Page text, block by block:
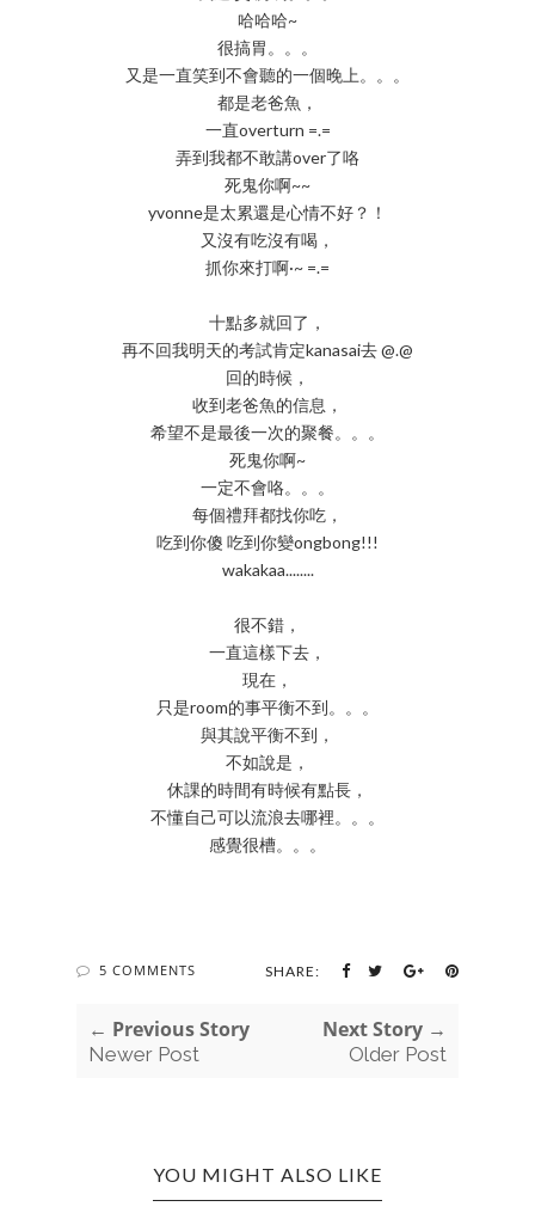
哈哈哈~
很搞胃。。。
又是一直笑到不會聽的一個晚上。。。
都是老爸魚，
一直overturn =.=
弄到我都不敢講over了咯
死鬼你啊~~
yvonne是太累還是心情不好？！
又沒有吃沒有喝，
抓你來打啊·~ =.=
十點多就回了，
再不回我明天的考試肯定kanasai去 @.@
回的時候，
收到老爸魚的信息，
希望不是最後一次的聚餐。。。
死鬼你啊~
一定不會咯。。。
每個禮拜都找你吃，
吃到你傻 吃到你變ongbong!!!
wakakaa........
很不錯，
一直這樣下去，
現在，
只是room的事平衡不到。。。
與其說平衡不到，
不如說是，
休課的時間有時候有點長，
不懂自己可以流浪去哪裡。。。
感覺很槽。。。
5 COMMENTS SHARE:
← Previous Story
Newer Post
Next Story →
Older Post
YOU MIGHT ALSO LIKE